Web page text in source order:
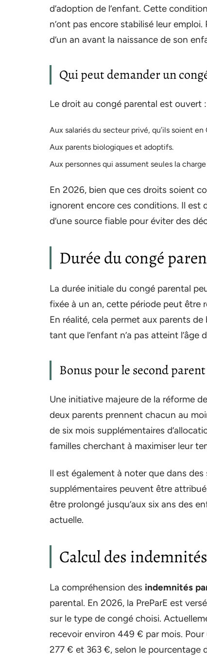
d’adoption de l’enfant. Cette
n’ont pas encore stabilisé leur
d’un an avant la naissance de son
Qui peut demander un
Le droit au congé parental est ouvert :
Aux salariés du secteur privé, qu’ils soient en
Aux parents biologiques et adoptifs.
Aux personnes qui assument seules la
En 2026, bien que ces droits soient
ignorent encore ces conditions. Il est
d’une source fiable pour éviter des
Durée du congé
La durée initiale du congé parental
fixée à un an, cette période peut être
En réalité, cela permet aux parents
tant que l’enfant n’a pas atteint l’âge
Bonus pour le second parent
Une initiative majeure de la réforme
deux parents prennent chacun au
de six mois supplémentaires
familles cherchant à maximiser leur
Il est également à noter que dans
supplémentaires peuvent être
être prolongé jusqu’aux six ans des
actuelle.
Calcul des
La compréhension des indemnités
parental. En 2026, la PreParE est
sur le type de congé choisi.
recevoir environ 449 € par mois.
277 € et 363 €, selon le pourcentage